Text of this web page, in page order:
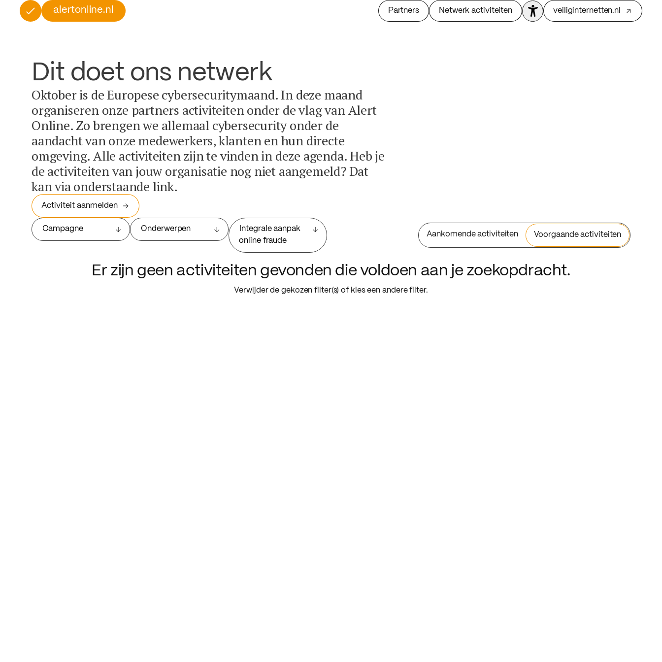
alertonline.nl Partners Netwerk activiteiten veiliginternetten.nl
Dit doet ons netwerk
Oktober is de Europese cybersecuritymaand. In deze maand
organiseren onze partners activiteiten onder de vlag van Alert
Online. Zo brengen we allemaal cybersecurity onder de
aandacht van onze medewerkers, klanten en hun directe
omgeving. Alle activiteiten zijn te vinden in deze agenda. Heb je
de activiteiten van jouw organisatie nog niet aangemeld? Dat
kan via onderstaande link.
Activiteit aanmelden
Campagne Onderwerpen
Integrale aanpak
online fraude
Aankomende activiteiten Voorgaande activiteiten
Er zijn geen activiteiten gevonden die voldoen aan je zoekopdracht.
Verwijder de gekozen filter(s) of kies een andere filter.